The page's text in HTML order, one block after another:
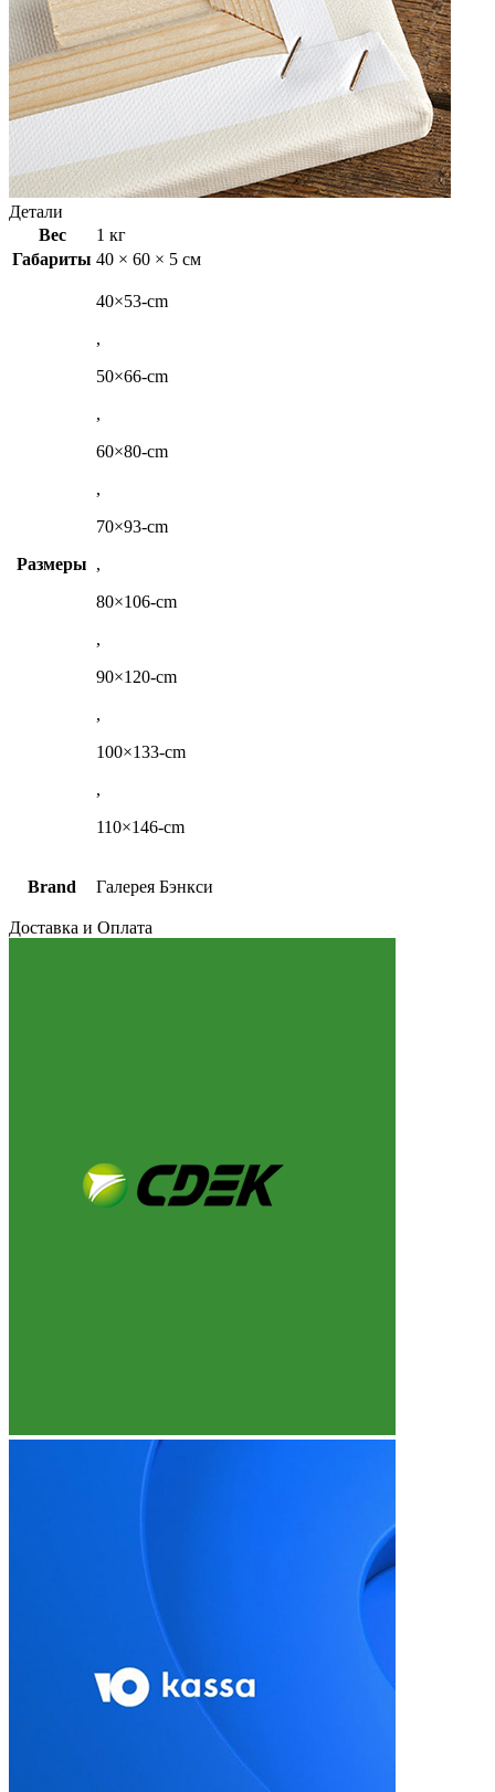
Детали
Вес
1 кг
Габариты 40 × 60 × 5 см
Размеры
40×53-cm
,
50×66-cm
,
60×80-cm
,
70×93-cm
,
80×106-cm
,
90×120-cm
,
100×133-cm
,
110×146-cm
Brand Галерея Бэнкси
Доставка и Оплата